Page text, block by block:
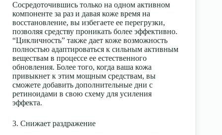
Сосредоточившись только на одном активном
компоненте за раз и давая коже время на
восстановление, вы избегаете ее перегрузки,
позволяя средству проникать более эффективно.
“Цикличность” также дает коже возможность
полностью адаптироваться к сильным активным
веществам в процессе ее естественного
обновления. Более того, когда ваша кожа
привыкнет к этим мощным средствам, вы
сможете добавить дополнительные дни с
ретиноидами в свою схему для усиления
эффекта.
3. Снижает раздражение